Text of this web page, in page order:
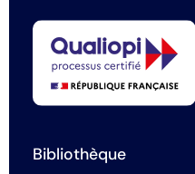
Bibliothèque